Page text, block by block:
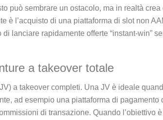
può sembrare un ostacolo, ma in realtà
è l’acquisto di una piattaforma di slot non
lanciare rapidamente offerte “instant‑win”
a takeover totale
a takeover completi. Una JV è ideale
ad esempio una piattaforma di pagamento
di transazione. Quando l’obiettivo